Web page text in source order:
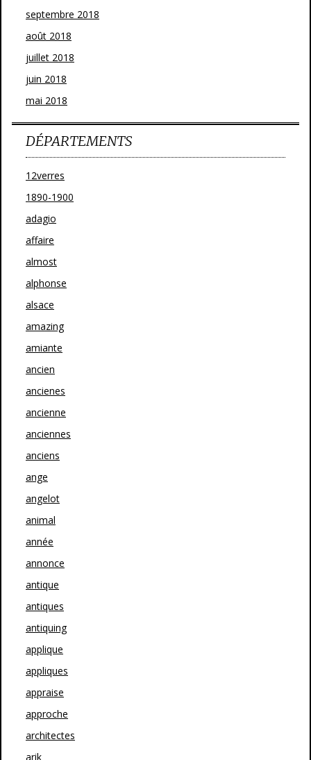
septembre 2018
août 2018
juillet 2018
juin 2018
mai 2018
DÉPARTEMENTS
12verres
1890-1900
adagio
affaire
almost
alphonse
alsace
amazing
amiante
ancien
ancienes
ancienne
anciennes
anciens
ange
angelot
animal
année
annonce
antique
antiques
antiquing
applique
appliques
appraise
approche
architectes
arik